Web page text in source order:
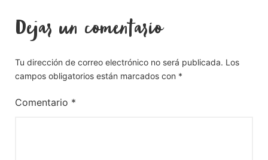
Dejar un comentario
Tu dirección de correo electrónico no será publicada. Los
campos obligatorios están marcados con *
Comentario *